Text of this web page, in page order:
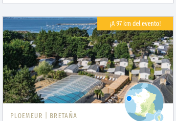
¡A 97 km del evento!
PLOEMEUR | BRETAÑA